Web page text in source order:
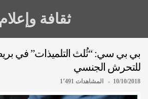
ثقافة وإعلام
بي بي سي: “ثُلث التلميذات” في
للتحرش الجنسي
10/10/2018 - المشاهدات 1٬491